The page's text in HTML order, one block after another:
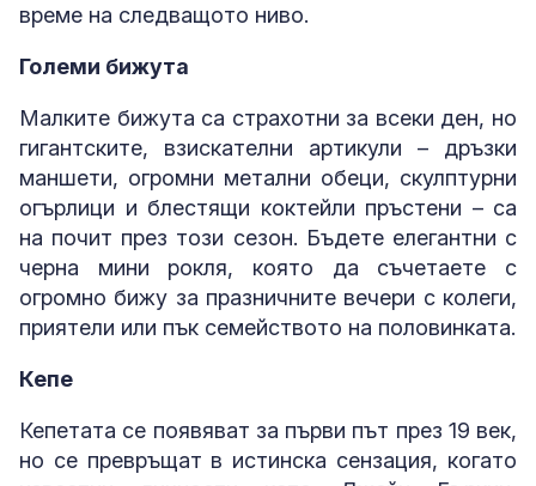
време на следващото ниво.
Големи бижута
Малките бижута са страхотни за всеки ден, но
гигантските, взискателни артикули – дръзки
маншети, огромни метални обеци, скулптурни
огърлици и блестящи коктейли пръстени – са
на почит през този сезон. Бъдете елегантни с
черна мини рокля, която да съчетаете с
огромно бижу за празничните вечери с колеги,
приятели или пък семейството на половинката.
Кепе
Кепетата се появяват за първи път през 19 век,
но се превръщат в истинска сензация, когато